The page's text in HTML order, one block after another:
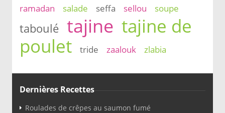
ramadan salade seffa sellou soupe
taboulé tajine tajine de
poulet
tride zaalouk zlabia
Dernières Recettes
Roulades de crêpes au saumon fumé